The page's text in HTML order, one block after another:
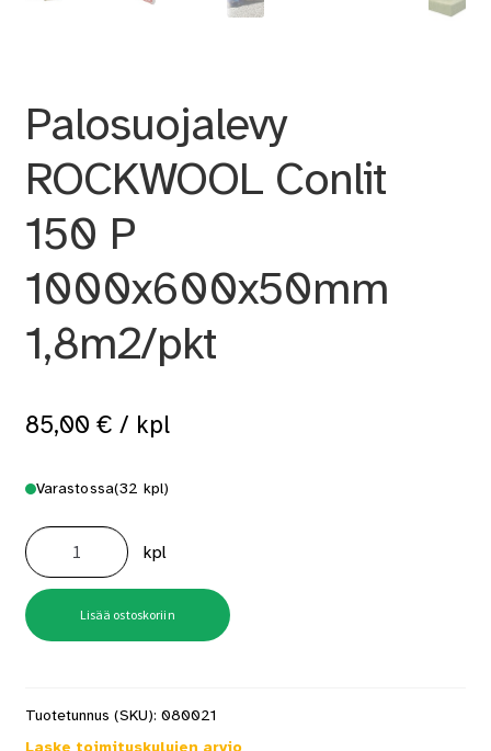
Palosuojalevy
ROCKWOOL Conlit
150 P
1000x600x50mm
1,8m2/pkt
85,00 € / kpl
Varastossa(32 kpl)
Palosuojalevy
ROCKWOOL
Conlit
150
1000x600x50mm
1,8m2/pkt
määrä
kpl
Lisää ostoskoriin
Tuotetunnus (SKU): 080021
Laske toimituskulujen arvio